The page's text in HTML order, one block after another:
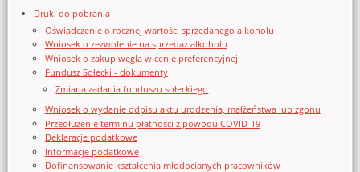
Druki do pobrania
Oświadczenie o rocznej wartości sprzedanego alkoholu
Wniosek o zezwolenie na sprzedaz alkoholu
Wniosek o zakup węgla w cenie preferencyjnej
Fundusz Sołecki - dokumenty
Zmiana zadania funduszu sołeckiego
Wniosek o wydanie odpisu aktu urodzenia, małżeństwa lub zgonu
Przedłużenie terminu płatności z powodu COVID-19
Deklaracje podatkowe
Informacje podatkowe
Dofinansowanie kształcenia młodocianych pracowników